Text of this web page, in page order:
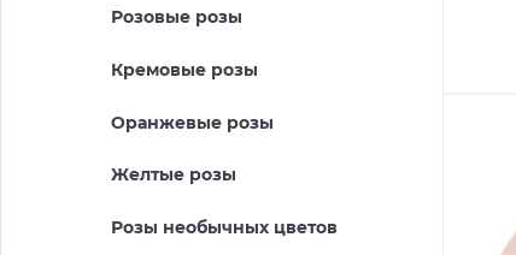
Розовые розы
Кремовые розы
Оранжевые розы
Желтые розы
Розы необычных цветов